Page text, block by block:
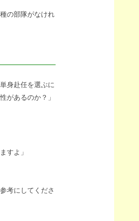
の部隊がなけれ
身赴任を選ぶに
があるのか？」
すよ」
考にしてくださ